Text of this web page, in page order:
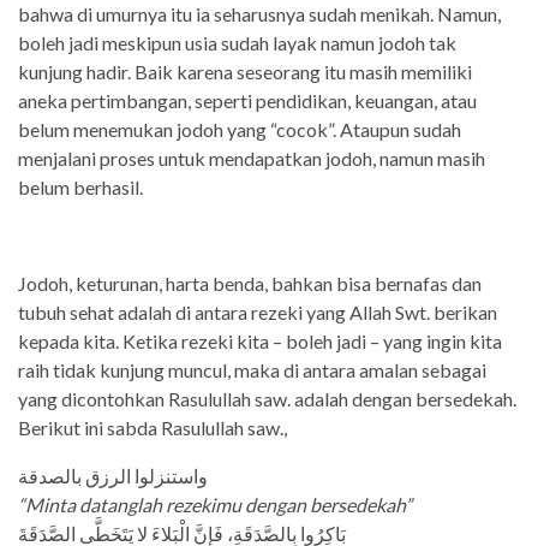
bahwa di umurnya itu ia seharusnya sudah menikah. Namun,
boleh jadi meskipun usia sudah layak namun jodoh tak
kunjung hadir. Baik karena seseorang itu masih memiliki
aneka pertimbangan, seperti pendidikan, keuangan, atau
belum menemukan jodoh yang “cocok”. Ataupun sudah
menjalani proses untuk mendapatkan jodoh, namun masih
belum berhasil.
Jodoh, keturunan, harta benda, bahkan bisa bernafas dan
tubuh sehat adalah di antara rezeki yang Allah Swt. berikan
kepada kita. Ketika rezeki kita – boleh jadi – yang ingin kita
raih tidak kunjung muncul, maka di antara amalan sebagai
yang dicontohkan Rasulullah saw. adalah dengan bersedekah.
Berikut ini sabda Rasulullah saw.,
واستنزلوا الرزق بالصدقة
“Minta datanglah rezekimu dengan bersedekah”
بَاكِرُوا بِالصَّدَقَةِ، فَإِنَّ الْبَلاءَ لا يَتَخَطَّى الصَّدَقَةَ